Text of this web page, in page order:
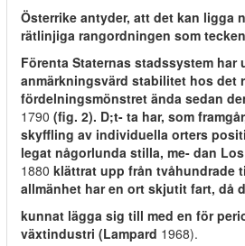
Österrike antyder, att det kan ligga
rätlinjiga rangordningen som
Förenta Staternas stadssystem har
anmärkningsvärd stabilitet hos det
fördelningsmönstret ända sedan
1790 (fig. 2). D;t- ta har, som
skyffling av individuella orters
legat någorlunda stilla, me- dan
1880 klättrat upp från tvåhundrade
allmänhet har en ort skjutit fart, då
kunnat lägga sig till med en för
växtindustri (Lampard 1968).